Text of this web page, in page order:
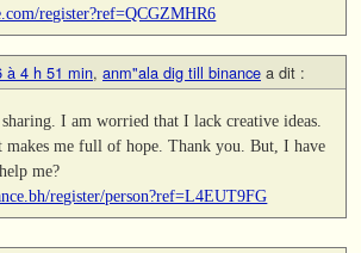
register?ref=QCGZMHR6
à 4 h 51 min, anm"ala dig till binance a dit :
I am worried that I lack creative ideas.
me full of hope. Thank you. But, I have
me?
register/person?ref=L4EUT9FG